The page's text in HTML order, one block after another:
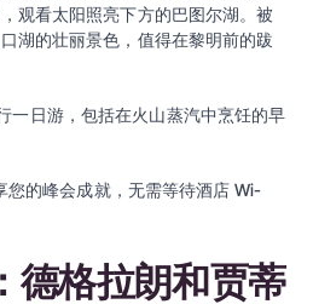
观看太阳照亮下方的巴图尔湖。被
湖的壮丽景色，值得在黎明前的跋
一日游，包括在火山蒸汽中烹饪的早
您的峰会成就，无需等待酒店 Wi-
德格拉朗和贾蒂